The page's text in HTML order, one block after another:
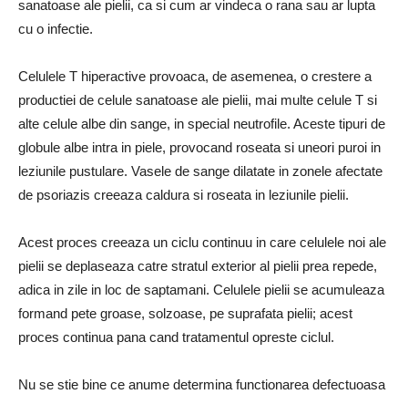
sanatoase ale pielii, ca si cum ar vindeca o rana sau ar lupta
cu o infectie.
Celulele T hiperactive provoaca, de asemenea, o crestere a
productiei de celule sanatoase ale pielii, mai multe celule T si
alte celule albe din sange, in special neutrofile. Aceste tipuri de
globule albe intra in piele, provocand roseata si uneori puroi in
leziunile pustulare. Vasele de sange dilatate in zonele afectate
de psoriazis creeaza caldura si roseata in leziunile pielii.
Acest proces creeaza un ciclu continuu in care celulele noi ale
pielii se deplaseaza catre stratul exterior al pielii prea repede,
adica in zile in loc de saptamani. Celulele pielii se acumuleaza
formand pete groase, solzoase, pe suprafata pielii; acest
proces continua pana cand tratamentul opreste ciclul.
Nu se stie bine ce anume determina functionarea defectuoasa